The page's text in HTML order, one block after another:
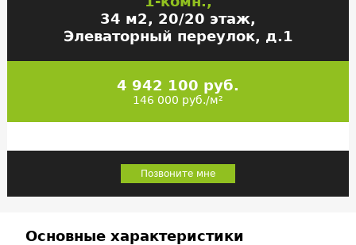
34 м2, 20/20 этаж,
Элеваторный переулок, д.1
4 942 100 руб.
146 000 руб./м²
Позвоните мне
Основные характеристики